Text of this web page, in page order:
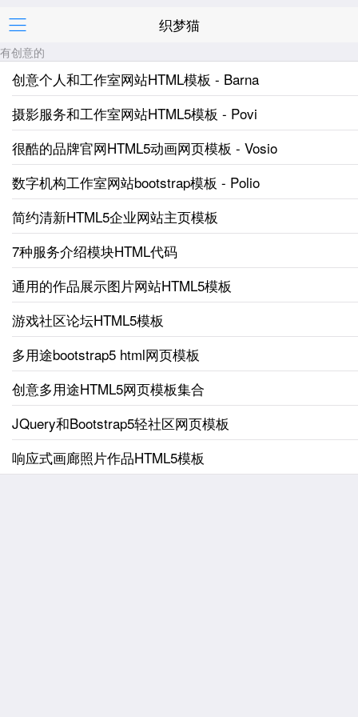
织梦猫
有创意的
创意个人和工作室网站HTML模板 - Barna
摄影服务和工作室网站HTML5模板 - Povi
很酷的品牌官网HTML5动画网页模板 - Vosio
数字机构工作室网站bootstrap模板 - Polio
简约清新HTML5企业网站主页模板
7种服务介绍模块HTML代码
通用的作品展示图片网站HTML5模板
游戏社区论坛HTML5模板
多用途bootstrap5 html网页模板
创意多用途HTML5网页模板集合
JQuery和Bootstrap5轻社区网页模板
响应式画廊照片作品HTML5模板
Copyright @ 2013-2016 织梦猫 版权所有